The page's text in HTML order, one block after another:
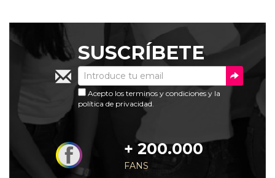
SUSCRÍBETE
Acepto los terminos y condiciones y la
política de privacidad.
+ 200.000
FANS